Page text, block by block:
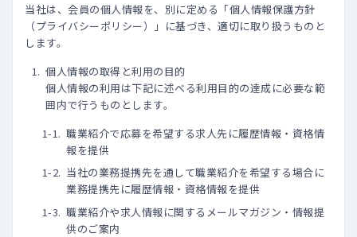
当社は、会員の個人情報を、別に定める「個人情報保護方針
（プライバシーポリシー）」に基づき、適切に取り扱うものと
します。
個人情報の取得と利用の目的
個人情報の利用は下記に述べる利用目的の達成に必要な範
囲内で行うものとします。
職業紹介で応募を希望する求人先に履歴情報・資格情
報を提供
当社の業務提携先を通して職業紹介を希望する場合に
業務提携先に履歴情報・資格情報を提供
職業紹介や求人情報に関するメールマガジン・情報提
供のご案内